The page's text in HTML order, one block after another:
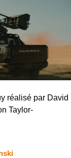
réalisé par David
Taylor-